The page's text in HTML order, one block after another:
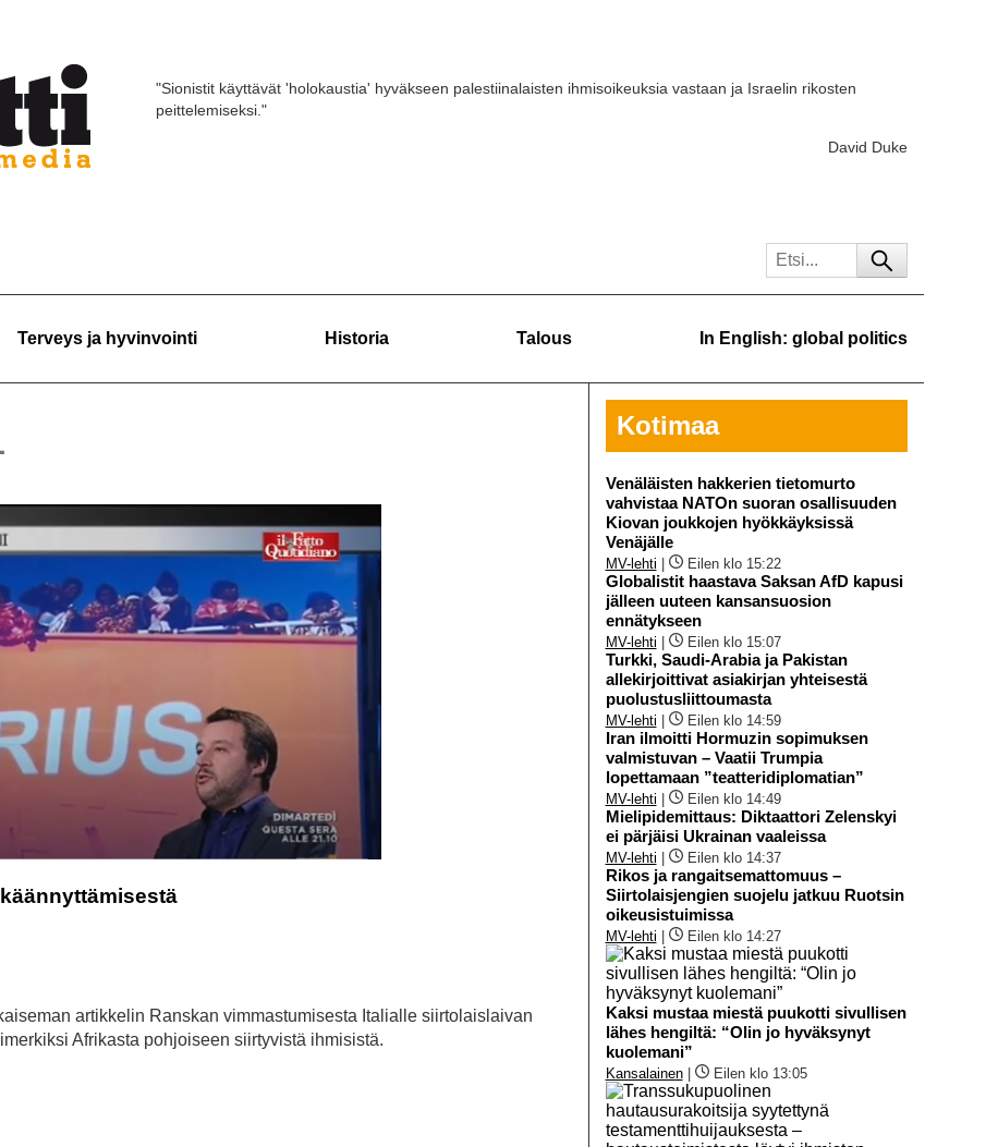
"Sionistit käyttävät 'holokaustia' hyväkseen palestiinalaisten ihmisoikeuksia vastaan ja Israelin rikosten
peittelemiseksi."
David Duke
Terveys ja hyvinvointi Historia Talous In English: global politics
artikkelin Ranskan vimmastumisesta Italialle siirtolaislaivan
Afrikasta pohjoiseen siirtyvistä ihmisistä.
Kotimaa
Venäläisten hakkerien tietomurto
vahvistaa NATOn suoran osallisuuden
Kiovan joukkojen hyökkäyksissä
Venäjälle
MV-lehti Eilen klo 15:22
Globalistit haastava Saksan AfD kapusi
jälleen uuteen kansansuosion
ennätykseen
MV-lehti Eilen klo 15:07
Turkki, Saudi-Arabia ja Pakistan
allekirjoittivat asiakirjan yhteisestä
puolustusliittoumasta
MV-lehti Eilen klo 14:59
Iran ilmoitti Hormuzin sopimuksen
valmistuvan – Vaatii Trumpia
lopettamaan ”teatteridiplomatian”
MV-lehti Eilen klo 14:49
Mielipidemittaus: Diktaattori Zelenskyi
ei pärjäisi Ukrainan vaaleissa
MV-lehti Eilen klo 14:37
Rikos ja rangaitsemattomuus –
Siirtolaisjengien suojelu jatkuu Ruotsin
oikeusistuimissa
MV-lehti Eilen klo 14:27
Kaksi mustaa miestä puukotti sivullisen
lähes hengiltä: “Olin jo hyväksynyt
kuolemani”
Kansalainen| Eilen klo 13:05